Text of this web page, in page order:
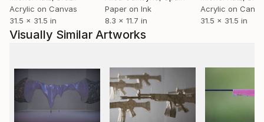
Acrylic on Canvas
31.5 x 31.5 in
Paper on Ink
8.3 x 11.7 in
Acrylic on
31.5 x 31.5 in
Visually Similar Artworks